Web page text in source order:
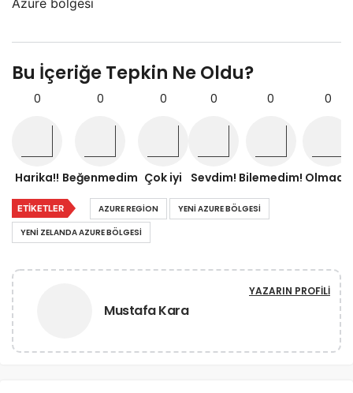
Azure bölgesi
Bu İçeriğe Tepkin Ne Oldu?
0
Harika!!
0
Beğenmedim
0
Çok iyi
0
Sevdim!
0
Bilemedim!
0
Olmadı!
ETIKETLER AZURE REGION
YENI AZURE BÖLGESI
YENI ZELANDA AZURE BÖLGESI
Mustafa Kara
YAZARIN PROFILI